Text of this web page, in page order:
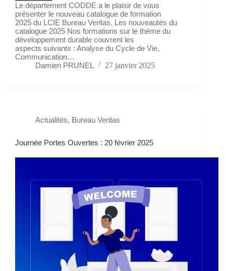
Le département CODDE a le plaisir de vous
présenter le nouveau catalogue de formation
2025 du LCIE Bureau Veritas. Les nouveautés du
catalogue 2025 Nos formations sur le thème du
développement durable couvrent les
aspects suivants : Analyse du Cycle de Vie,
Communication…
Damien PRUNEL
27 janvier 2025
Actualités, Bureau Veritas
Journée Portes Ouvertes : 20 février 2025